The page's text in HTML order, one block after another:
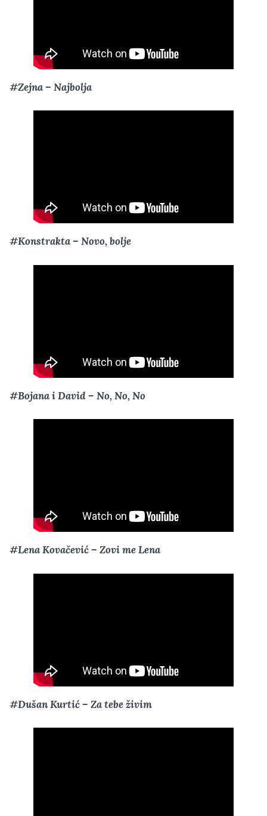
#Zejna – Najbolja
#Konstrakta – Novo, bolje
#Bojana i David – No, No, No
#Lena Kovačević – Zovi me Lena
#Dušan Kurtić – Za tebe živim